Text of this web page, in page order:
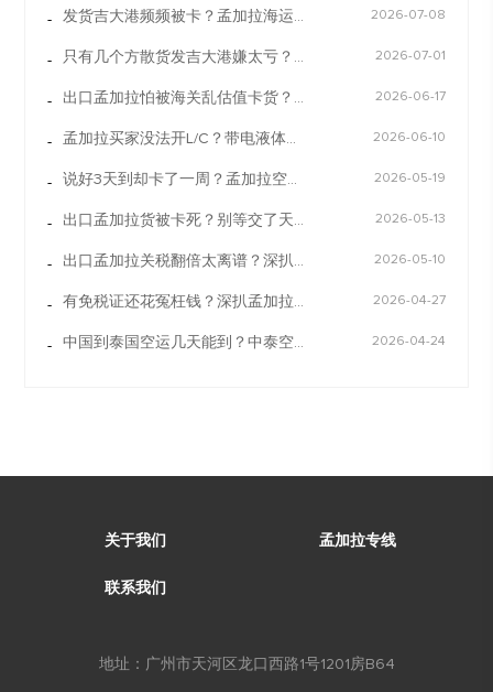
- 2026-07-08
- 2026-07-01
- 2026-06-17
- 2026-06-10
- 2026-05-19
- 2026-05-13
- 2026-05-10
- 2026-04-27
- 2026-04-24
关于我们 孟加拉专线
联系我们
地址：广州市天河区龙口西路1号1201房B64